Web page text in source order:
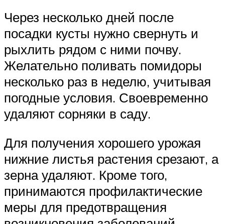
Через несколько дней после
посадки кусты нужно свернуть и
рыхлить рядом с ними почву.
Желательно поливать помидоры
несколько раз в неделю, учитывая
погодные условия. Своевременно
удаляют сорняки в саду.
Для получения хорошего урожая
нижние листья растения срезают, а
зерна удаляют. Кроме того,
принимаются профилактические
меры для предотвращения